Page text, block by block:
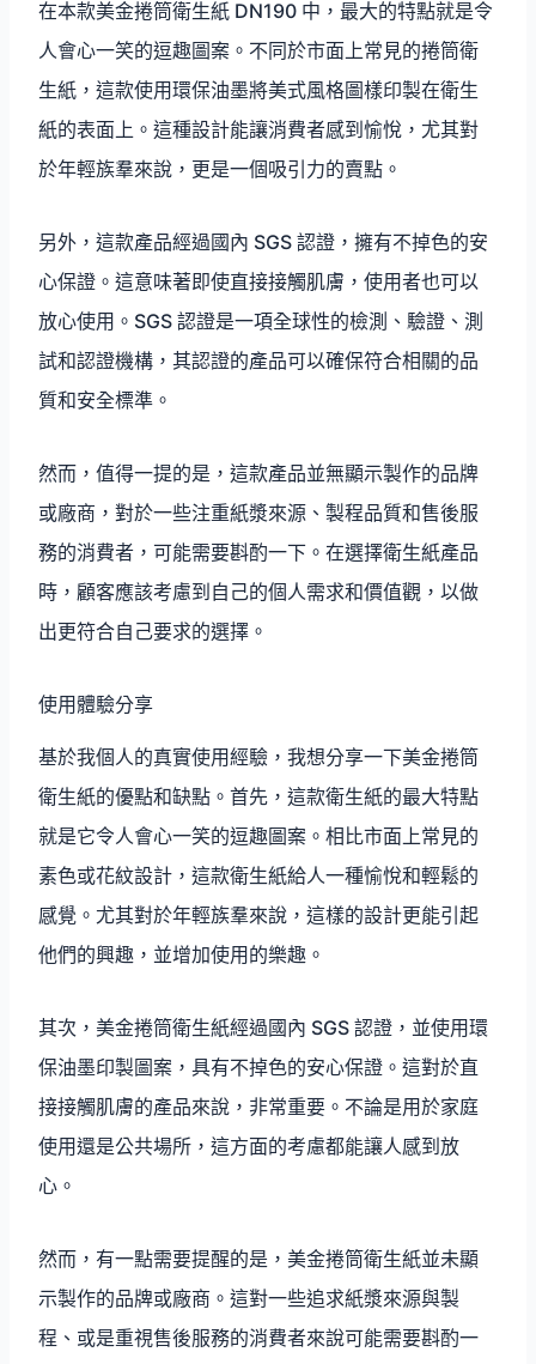
在本款美金捲筒衛生紙 DN190 中，最大的特點就是令
人會心一笑的逗趣圖案。不同於市面上常見的捲筒衛
生紙，這款使用環保油墨將美式風格圖樣印製在衛生
紙的表面上。這種設計能讓消費者感到愉悅，尤其對
於年輕族羣來說，更是一個吸引力的賣點。
另外，這款產品經過國內 SGS 認證，擁有不掉色的安
心保證。這意味著即使直接接觸肌膚，使用者也可以
放心使用。SGS 認證是一項全球性的檢測、驗證、測
試和認證機構，其認證的產品可以確保符合相關的品
質和安全標準。
然而，值得一提的是，這款產品並無顯示製作的品牌
或廠商，對於一些注重紙漿來源、製程品質和售後服
務的消費者，可能需要斟酌一下。在選擇衛生紙產品
時，顧客應該考慮到自己的個人需求和價值觀，以做
出更符合自己要求的選擇。
使用體驗分享
基於我個人的真實使用經驗，我想分享一下美金捲筒
衛生紙的優點和缺點。首先，這款衛生紙的最大特點
就是它令人會心一笑的逗趣圖案。相比市面上常見的
素色或花紋設計，這款衛生紙給人一種愉悅和輕鬆的
感覺。尤其對於年輕族羣來說，這樣的設計更能引起
他們的興趣，並增加使用的樂趣。
其次，美金捲筒衛生紙經過國內 SGS 認證，並使用環
保油墨印製圖案，具有不掉色的安心保證。這對於直
接接觸肌膚的產品來說，非常重要。不論是用於家庭
使用還是公共場所，這方面的考慮都能讓人感到放
心。
然而，有一點需要提醒的是，美金捲筒衛生紙並未顯
示製作的品牌或廠商。這對一些追求紙漿來源與製
程、或是重視售後服務的消費者來說可能需要斟酌一